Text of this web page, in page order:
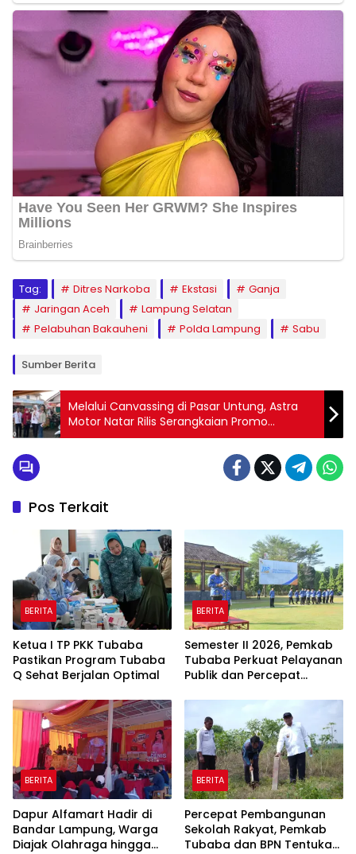
Tag: Ditres Narkoba Ekstasi
Ganja
Jaringan Aceh
Lampung Selatan
Pelabuhan Bakauheni
Polda Lampung Sabu
Sumber Berita
Melalui Canvassing di Pasar Untung, Astra
Motor Natar Rilis Serangkaian Promo
Menggoda untuk Konsumen
Pos Terkait
BERITA
Ketua I TP PKK Tubaba
Pastikan Program Tubaba
Q Sehat Berjalan Optimal
BERITA
Semester II 2026, Pemkab
Tubaba Perkuat Pelayanan
Publik dan Percepat
BERITA
Dapur Alfamart Hadir di
Bandar Lampung, Warga
Diajak Olahraga hingga
BERITA
Percepat Pembangunan
Sekolah Rakyat, Pemkab
Tubaba dan BPN Tentukan